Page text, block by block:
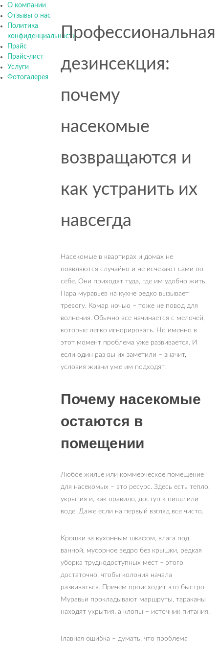
О компании
Отзывы о нас
Политика
конфиденциальности
Прайс
Прайс-лист
Услуги
Фотогалерея
Профессиональная
дезинсекция:
почему
насекомые
возвращаются и
как устранить их
навсегда
Насекомые в квартирах и домах не
появляются случайно и не исчезают сами по
себе. Они приходят туда, где им удобно жить.
Пара муравьев на кухне редко вызывает
тревогу. Комар ночью – тоже не повод для
волнения. Обычно все начинается с мелочей,
которые легко игнорировать. Но именно в
этот момент проблема уже развивается. И
если один раз вы их заметили – значит,
условия жизни уже им подходят.
Почему насекомые
остаются в
помещении
Любое жилье или коммерческое помещение
для насекомых – это ресурс. Здесь есть тепло,
укрытия и, как правило, доступ к пище или
воде. Даже если на первый взгляд все чисто.
Крошки за кухонным шкафом, влага под
ванной, мусорное ведро без крышки, редкая
уборка труднодоступных мест – этого
достаточно, чтобы колония начала
развиваться. Причем происходит это быстро.
Муравьи прокладывают маршруты, тараканы
находят укрытия, а клопы – источник питания.
Главная ошибка – думать, что проблема